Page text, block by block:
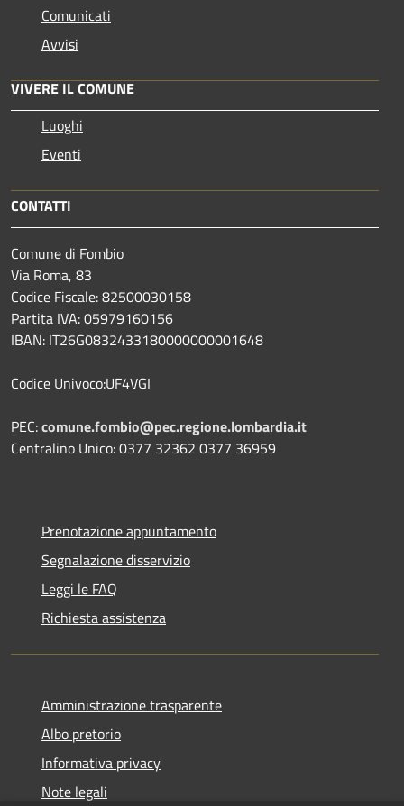
Comunicati
Avvisi
VIVERE IL COMUNE
Luoghi
Eventi
CONTATTI
Comune di Fombio
Via Roma, 83
Codice Fiscale: 82500030158
Partita IVA: 05979160156
IBAN: IT26G0832433180000000001648
Codice Univoco:UF4VGI
PEC:comune.fombio@pec.regione.lombardia.it
Centralino Unico: 0377 32362 0377 36959
Prenotazione appuntamento
Segnalazione disservizio
Leggi le FAQ
Richiesta assistenza
Amministrazione trasparente
Albo pretorio
Informativa privacy
Note legali